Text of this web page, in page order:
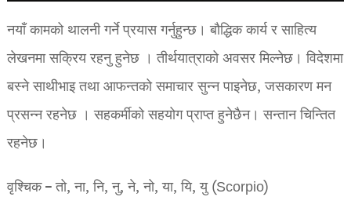
नयाँ कामको थालनी गर्ने प्रयास गर्नुहुन्छ। बौद्धिक कार्य र साहित्य
लेखनमा सक्रिय रहनु हुनेछ । तीर्थयात्राको अवसर मिल्नेछ। विदेशमा
बस्ने साथीभाइ तथा आफन्तको समाचार सुन्न पाइनेछ, जसकारण मन
प्रसन्न रहनेछ । सहकर्मीको सहयोग प्राप्त हुनेछैन। सन्तान चिन्तित
रहनेछ।
वृश्चिक – तो, ना, नि, नु, ने, नो, या, यि, यु (Scorpio)